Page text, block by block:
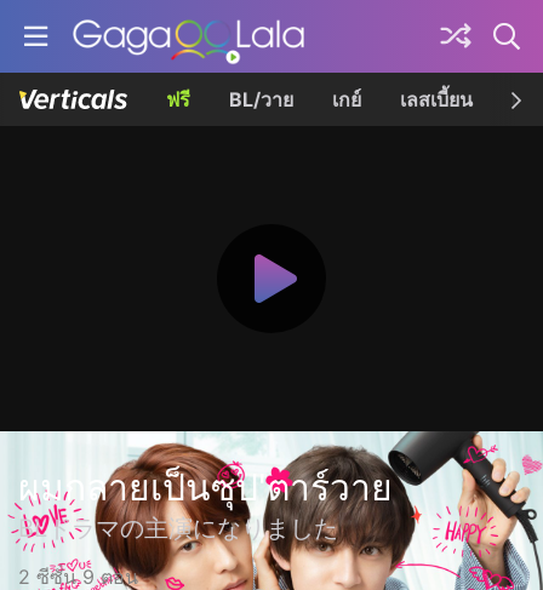
ฟรี BL/วาย เกย์ เลสเบี้ยน เค
ผมกลายเป็นซุป'ตาร์วาย
BLドラマの主演になりました
2 ซีซั่น 9 ตอน